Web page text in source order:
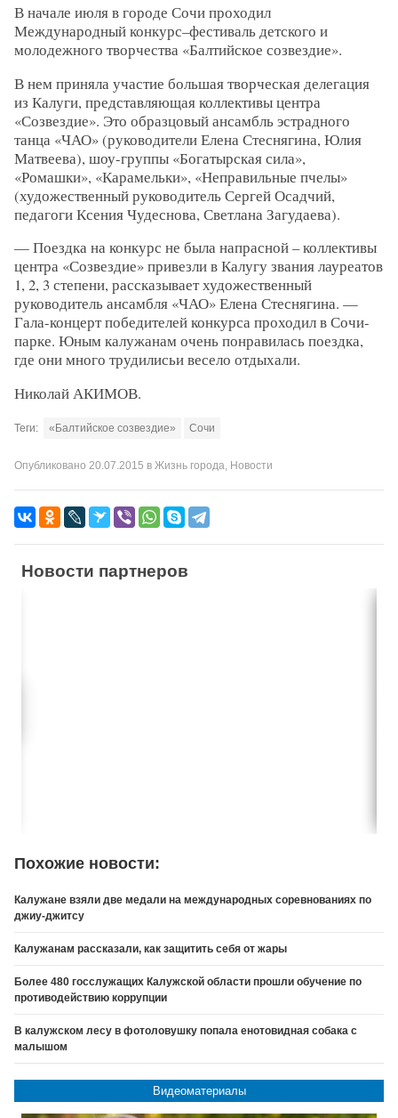
В начале июля в городе Сочи проходил
Международный конкурс–фестиваль детского и
молодежного творчества «Балтийское созвездие».
В нем приняла участие большая творческая делегация
из Калуги, представляющая коллективы центра
«Созвездие». Это образцовый ансамбль эстрадного
танца «ЧАО» (руководители Елена Стеснягина, Юлия
Матвеева), шоу-группы «Богатырская сила»,
«Ромашки», «Карамельки», «Неправильные пчелы»
(художественный руководитель Сергей Осадчий,
педагоги Ксения Чудеснова, Светлана Загудаева).
— Поездка на конкурс не была напрасной – коллективы
центра «Созвездие» привезли в Калугу звания лауреатов
1, 2, 3 степени, рассказывает художественный
руководитель ансамбля «ЧАО» Елена Стеснягина. —
Гала-концерт победителей конкурса проходил в Сочи-
парке. Юным калужанам очень понравилась поездка,
где они много трудилисьи весело отдыхали.
Николай АКИМОВ.
Теги: «Балтийское созвездие» Сочи
Опубликовано 20.07.2015 в Жизнь города, Новости
Новости партнеров
Похожие новости:
Калужане взяли две медали на международных соревнованиях по
джиу-джитсу
Калужанам рассказали, как защитить себя от жары
Более 480 госслужащих Калужской области прошли обучение по
противодействию коррупции
В калужском лесу в фотоловушку попала енотовидная собака с
малышом
Видеоматериалы